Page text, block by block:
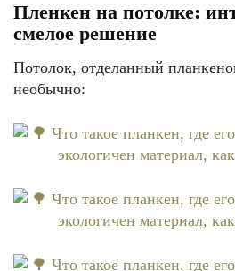
Пленкен на потолке:
смелое решение
Потолок, отделанный
необычно: